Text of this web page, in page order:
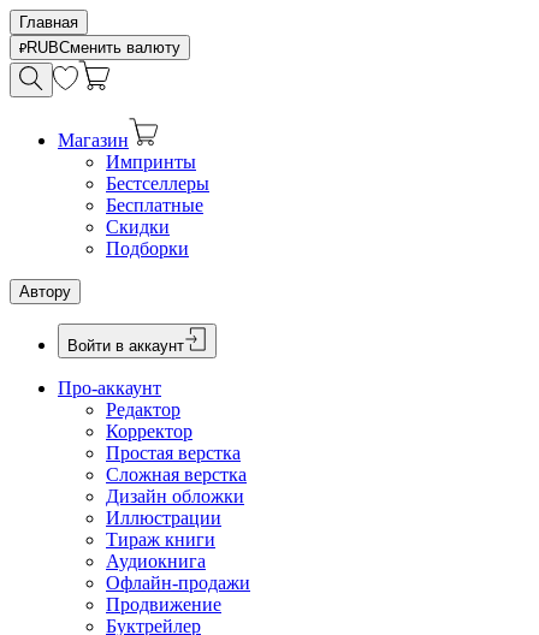
Главная
RUBСменить валюту
Магазин
Импринты
Бестселлеры
Бесплатные
Скидки
Подборки
Автору
Войти в аккаунт
Про-аккаунт
Редактор
Корректор
Простая верстка
Сложная верстка
Дизайн обложки
Иллюстрации
Тираж книги
Аудиокнига
Офлайн-продажи
Продвижение
Буктрейлер